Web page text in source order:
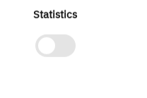
Statistics